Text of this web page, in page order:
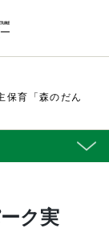
保育「森のだん
ク実